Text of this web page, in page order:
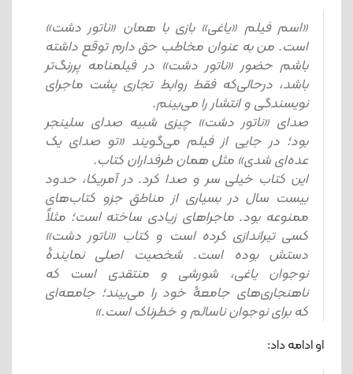
«اسم فیلم «یاغی» بازی با همان «ناتور دشت»
است. من به عنوان مخاطب حق دارم توقع داشته
باشم حضور «ناتور دشت» در فیلمنامه پررنگ‌تر
باشد، در‌حالی‌که فقط روابط تجاری پشت ماجرای
نویسندگی و انتشار را می‌بینم.
صدای «ناتور دشت» چیزی شبیه صدای سلینجر
بود؛ در جایی از فیلم می‌گویند «تو صدای یک
عده‌ای شدی» مثل همان طرفداران کتاب.
این کتاب خیلی سر و صدا کرد. در آمریکا، حدود
بیست سال در بسیاری از مناطق جزو کتاب‌های
ممنوعه بود. ماجراهای زیادی ساخته است؛ مثلاً
کسی تیراندازی کرده است و کتاب «ناتور دشت»
دستش بوده است. شخصیت اصلی نمایندۀ
نوجوان یاغی، شورشی و منتقدی است که
ناهنجاری‌های جامعۀ خود را می‌بیند؛ جامعه‌ای
که برای نوجوان ناسالم و خطرناک است.»
او ادامه داد: